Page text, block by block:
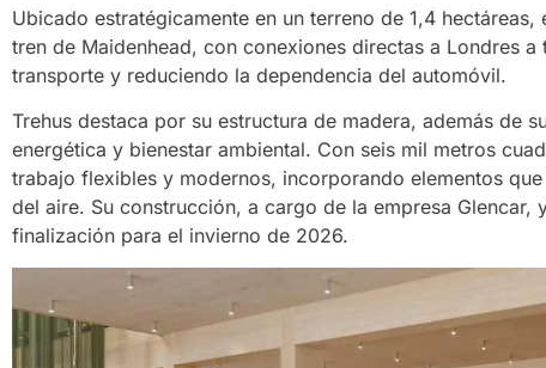
Ubicado estratégicamente en un terreno de 1,4
tren de Maidenhead, con conexiones directas a Londres
transporte y reduciendo la dependencia del automóvil.
Trehus destaca por su estructura de madera, además de
energética y bienestar ambiental. Con seis mil metros
trabajo flexibles y modernos, incorporando elementos
del aire. Su construcción, a cargo de la empresa Glencar,
finalización para el invierno de 2026.